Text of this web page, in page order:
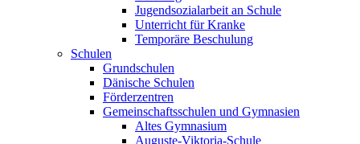
Jugendsozialarbeit an Schule
Unterricht für Kranke
Temporäre Beschulung
Schulen
Grundschulen
Dänische Schulen
Förderzentren
Gemeinschaftsschulen und Gymnasien
Altes Gymnasium
Auguste-Viktoria-Schule